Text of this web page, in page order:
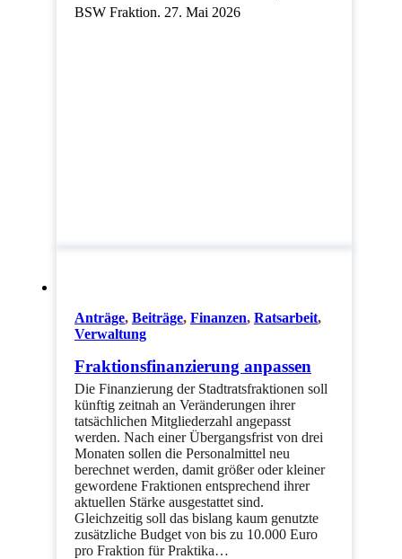
BSW Fraktion. 27. Mai 2026
Anträge, Beiträge, Finanzen, Ratsarbeit,
Verwaltung
Fraktionsfinanzierung anpassen
Die Finanzierung der Stadtratsfraktionen soll
künftig zeitnah an Veränderungen ihrer
tatsächlichen Mitgliederzahl angepasst
werden. Nach einer Übergangsfrist von drei
Monaten sollen die Personalmittel neu
berechnet werden, damit größer oder kleiner
gewordene Fraktionen entsprechend ihrer
aktuellen Stärke ausgestattet sind.
Gleichzeitig soll das bislang kaum genutzte
zusätzliche Budget von bis zu 10.000 Euro
pro Fraktion für Praktika…